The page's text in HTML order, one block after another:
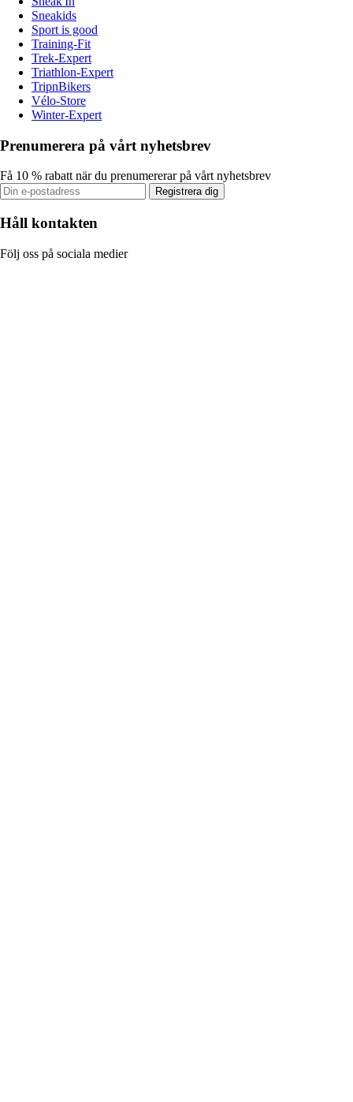
Sneakids
Sport is good
Training-Fit
Trek-Expert
Triathlon-Expert
TripnBikers
Vélo-Store
Winter-Expert
Prenumerera på vårt nyhetsbrev
Få 10 % rabatt när du prenumererar på vårt nyhetsbrev
Registrera dig
Håll kontakten
Följ oss på sociala medier